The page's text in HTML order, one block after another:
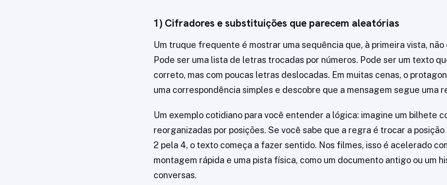
1) Cifradores e substituições que parecem aleatórias
Um truque frequente é mostrar uma sequência que, à primeira vista, não
Pode ser uma lista de letras trocadas por números. Pode ser um texto
correto, mas com poucas letras deslocadas. Em muitas cenas, o
uma correspondência simples e descobre que a mensagem segue uma
Um exemplo cotidiano para você entender a lógica: imagine um bilhete
reorganizadas por posições. Se você sabe que a regra é trocar a posição
2 pela 4, o texto começa a fazer sentido. Nos filmes, isso é acelerado
montagem rápida e uma pista física, como um documento antigo ou um
conversas.